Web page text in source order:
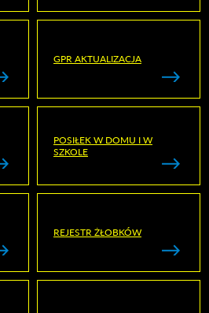
GPR AKTUALIZACJA
POSIŁEK W DOMU I W
SZKOLE
REJESTR ŻŁOBKÓW